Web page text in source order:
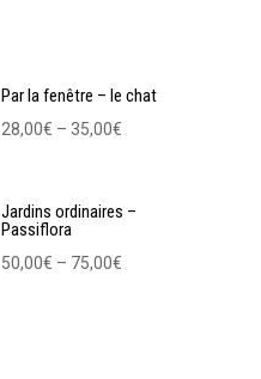
Par la fenêtre – le chat
28,00€ – 35,00€
Jardins ordinaires –
Passiflora
50,00€ – 75,00€